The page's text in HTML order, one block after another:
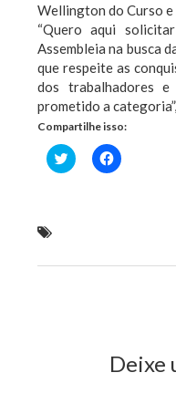
Wellington do Curso e
“Quero aqui
Assembleia na busca
que respeite as
dos trabalhadores
prometido a
Compartilhe isso:
Clique
para
Clique
para
Deixe